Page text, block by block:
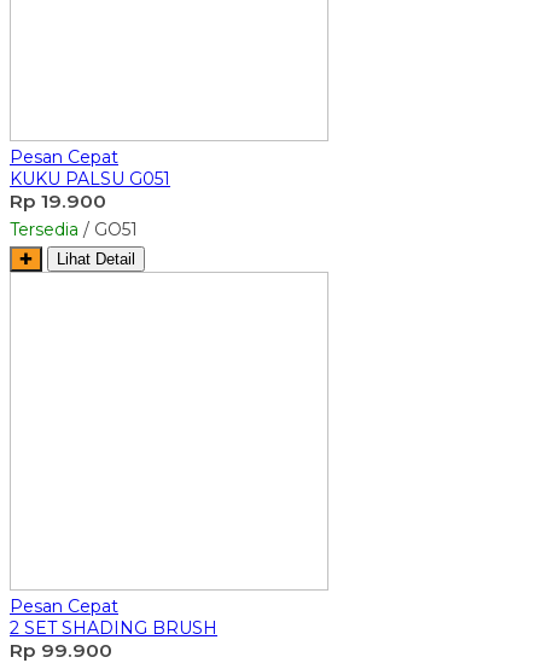
Pesan Cepat
KUKU PALSU G051
Rp 19.900
Tersedia / GO51
✚ Lihat Detail
Pesan Cepat
2 SET SHADING BRUSH
Rp 99.900